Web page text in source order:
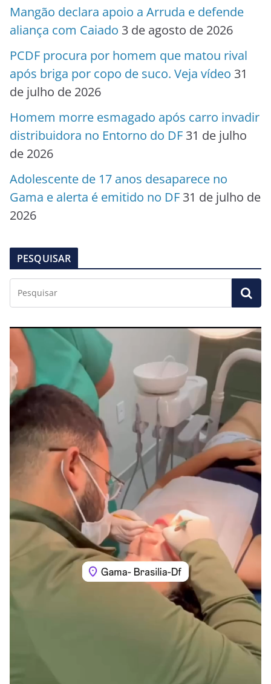
Mangão declara apoio a Arruda e defende
aliança com Caiado 3 de agosto de 2026
PCDF procura por homem que matou rival
após briga por copo de suco. Veja vídeo 31
de julho de 2026
Homem morre esmagado após carro invadir
distribuidora no Entorno do DF 31 de julho
de 2026
Adolescente de 17 anos desaparece no
Gama e alerta é emitido no DF 31 de julho de
2026
PESQUISAR